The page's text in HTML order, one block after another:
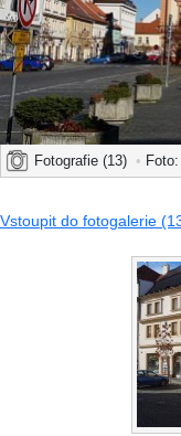
Fotografie (13) • Foto:
Vstoupit do fotogalerie